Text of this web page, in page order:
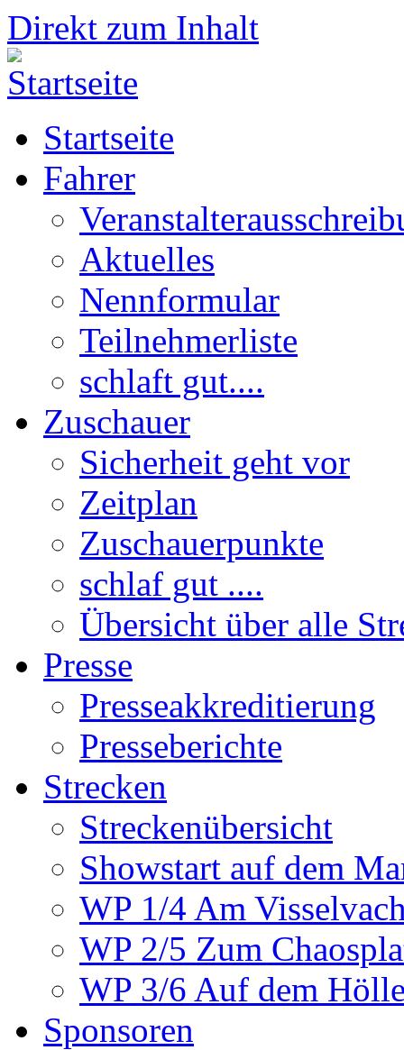
Direkt zum Inhalt
Startseite
Fahrer
Aktuelles
Nennformular
Teilnehmerliste
schlaft gut....
Zuschauer
Sicherheit geht vor
Zeitplan
Zuschauerpunkte
schlaf gut ....
Übersicht über alle
Presse
Presseakkreditierung
Presseberichte
Strecken
Streckenübersicht
Showstart auf dem
WP 1/4 Am
WP 2/5 Zum
WP 3/6 Auf dem
Sponsoren